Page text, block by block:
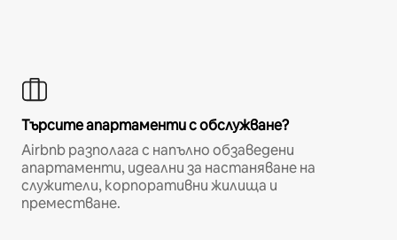
Търсите апартаменти с обслужване?
Airbnb разполага с напълно обзаведени
апартаменти, идеални за настаняване на
служители, корпоративни жилища и
преместване.